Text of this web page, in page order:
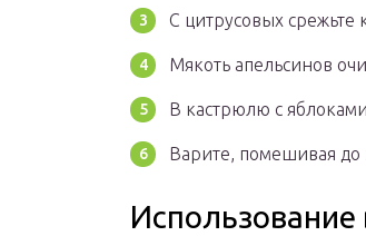
С цитрусовых
Мякоть апельсинов
В кастрюлю с
Варите, помешивая до
Использование